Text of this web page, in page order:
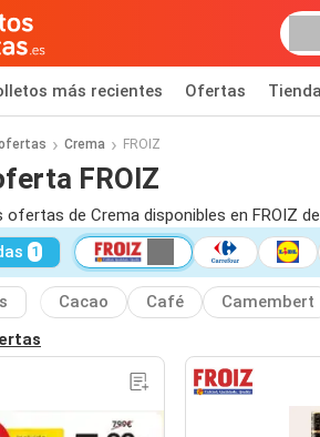
más recientes Ofertas
Crema FROIZ
FROIZ
ofertas de Crema disponibles en FROIZ
1
Cacao Café Camembert